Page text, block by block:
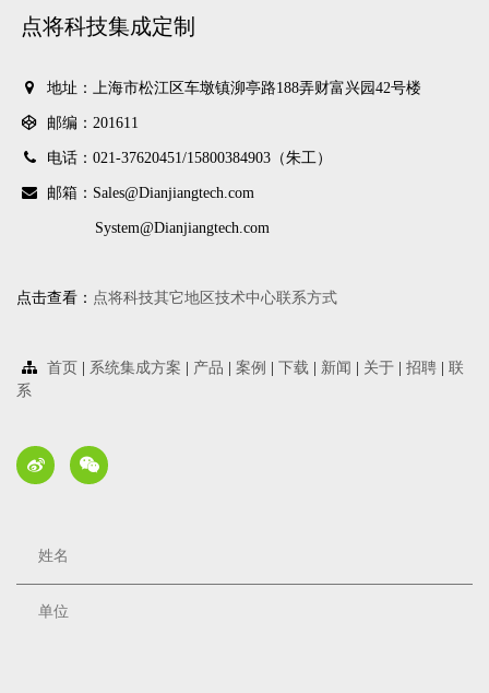
点将科技集成定制
地址：上海市松江区车墩镇泖亭路188弄财富兴园42号楼
邮编：201611
电话：021-37620451/15800384903（朱工）
邮箱：Sales@Dianjiangtech.com
System@Dianjiangtech.com
点击查看： 点将科技其它地区技术中心联系方式
首页 系统集成方案 产品 案例 下载 新闻 关于 招聘
联
系